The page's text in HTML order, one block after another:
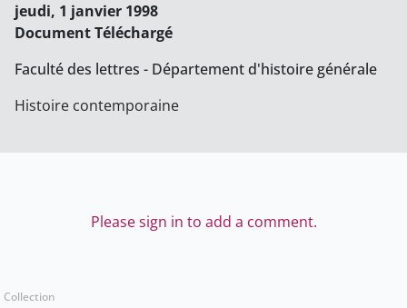
jeudi, 1 janvier 1998
Document Téléchargé
Faculté des lettres - Département d'histoire générale
Histoire contemporaine
Please sign in to add a comment.
Collection